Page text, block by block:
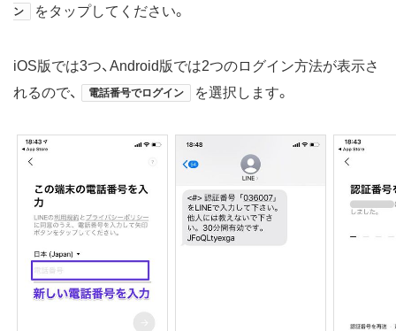
ン をタップしてください。
iOS版では3つ、Android版では2つのログイン方法が表示さ
れるので、
電話番号でログイン を選択します。